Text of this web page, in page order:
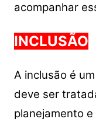
acompanhar
INCLUSÃO
A inclusão é
deve ser
planejamento